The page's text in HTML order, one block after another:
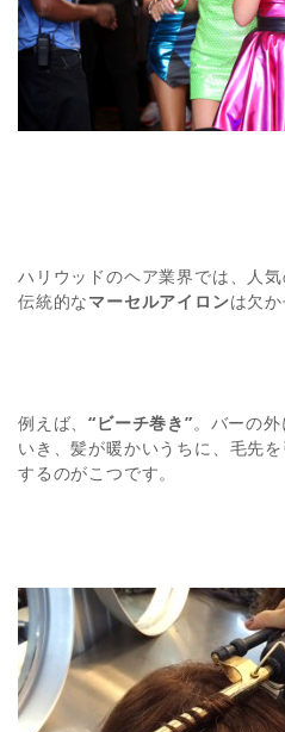
ハリウッドのヘア業界では、人
伝統的なマーセルアイロンは欠
例えば、“ビーチ巻き”。バーの
いき、髪が暖かいうちに、毛先
するのがこつです。